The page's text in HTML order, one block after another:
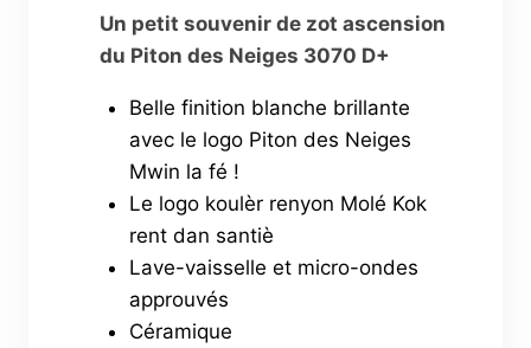
Un petit souvenir de zot ascension
du Piton des Neiges 3070 D+
Belle finition blanche brillante
avec le logo Piton des Neiges
Mwin la fé !
Le logo koulèr renyon Molé Kok
rent dan santiè
Lave-vaisselle et micro-ondes
approuvés
Céramique